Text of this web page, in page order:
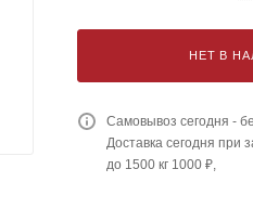
НЕТ В
Самовывоз сегодня -
Доставка сегодня при
до 1500 кг 1000 ₽,